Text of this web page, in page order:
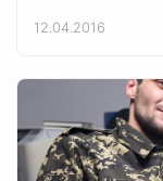
12.04.2016